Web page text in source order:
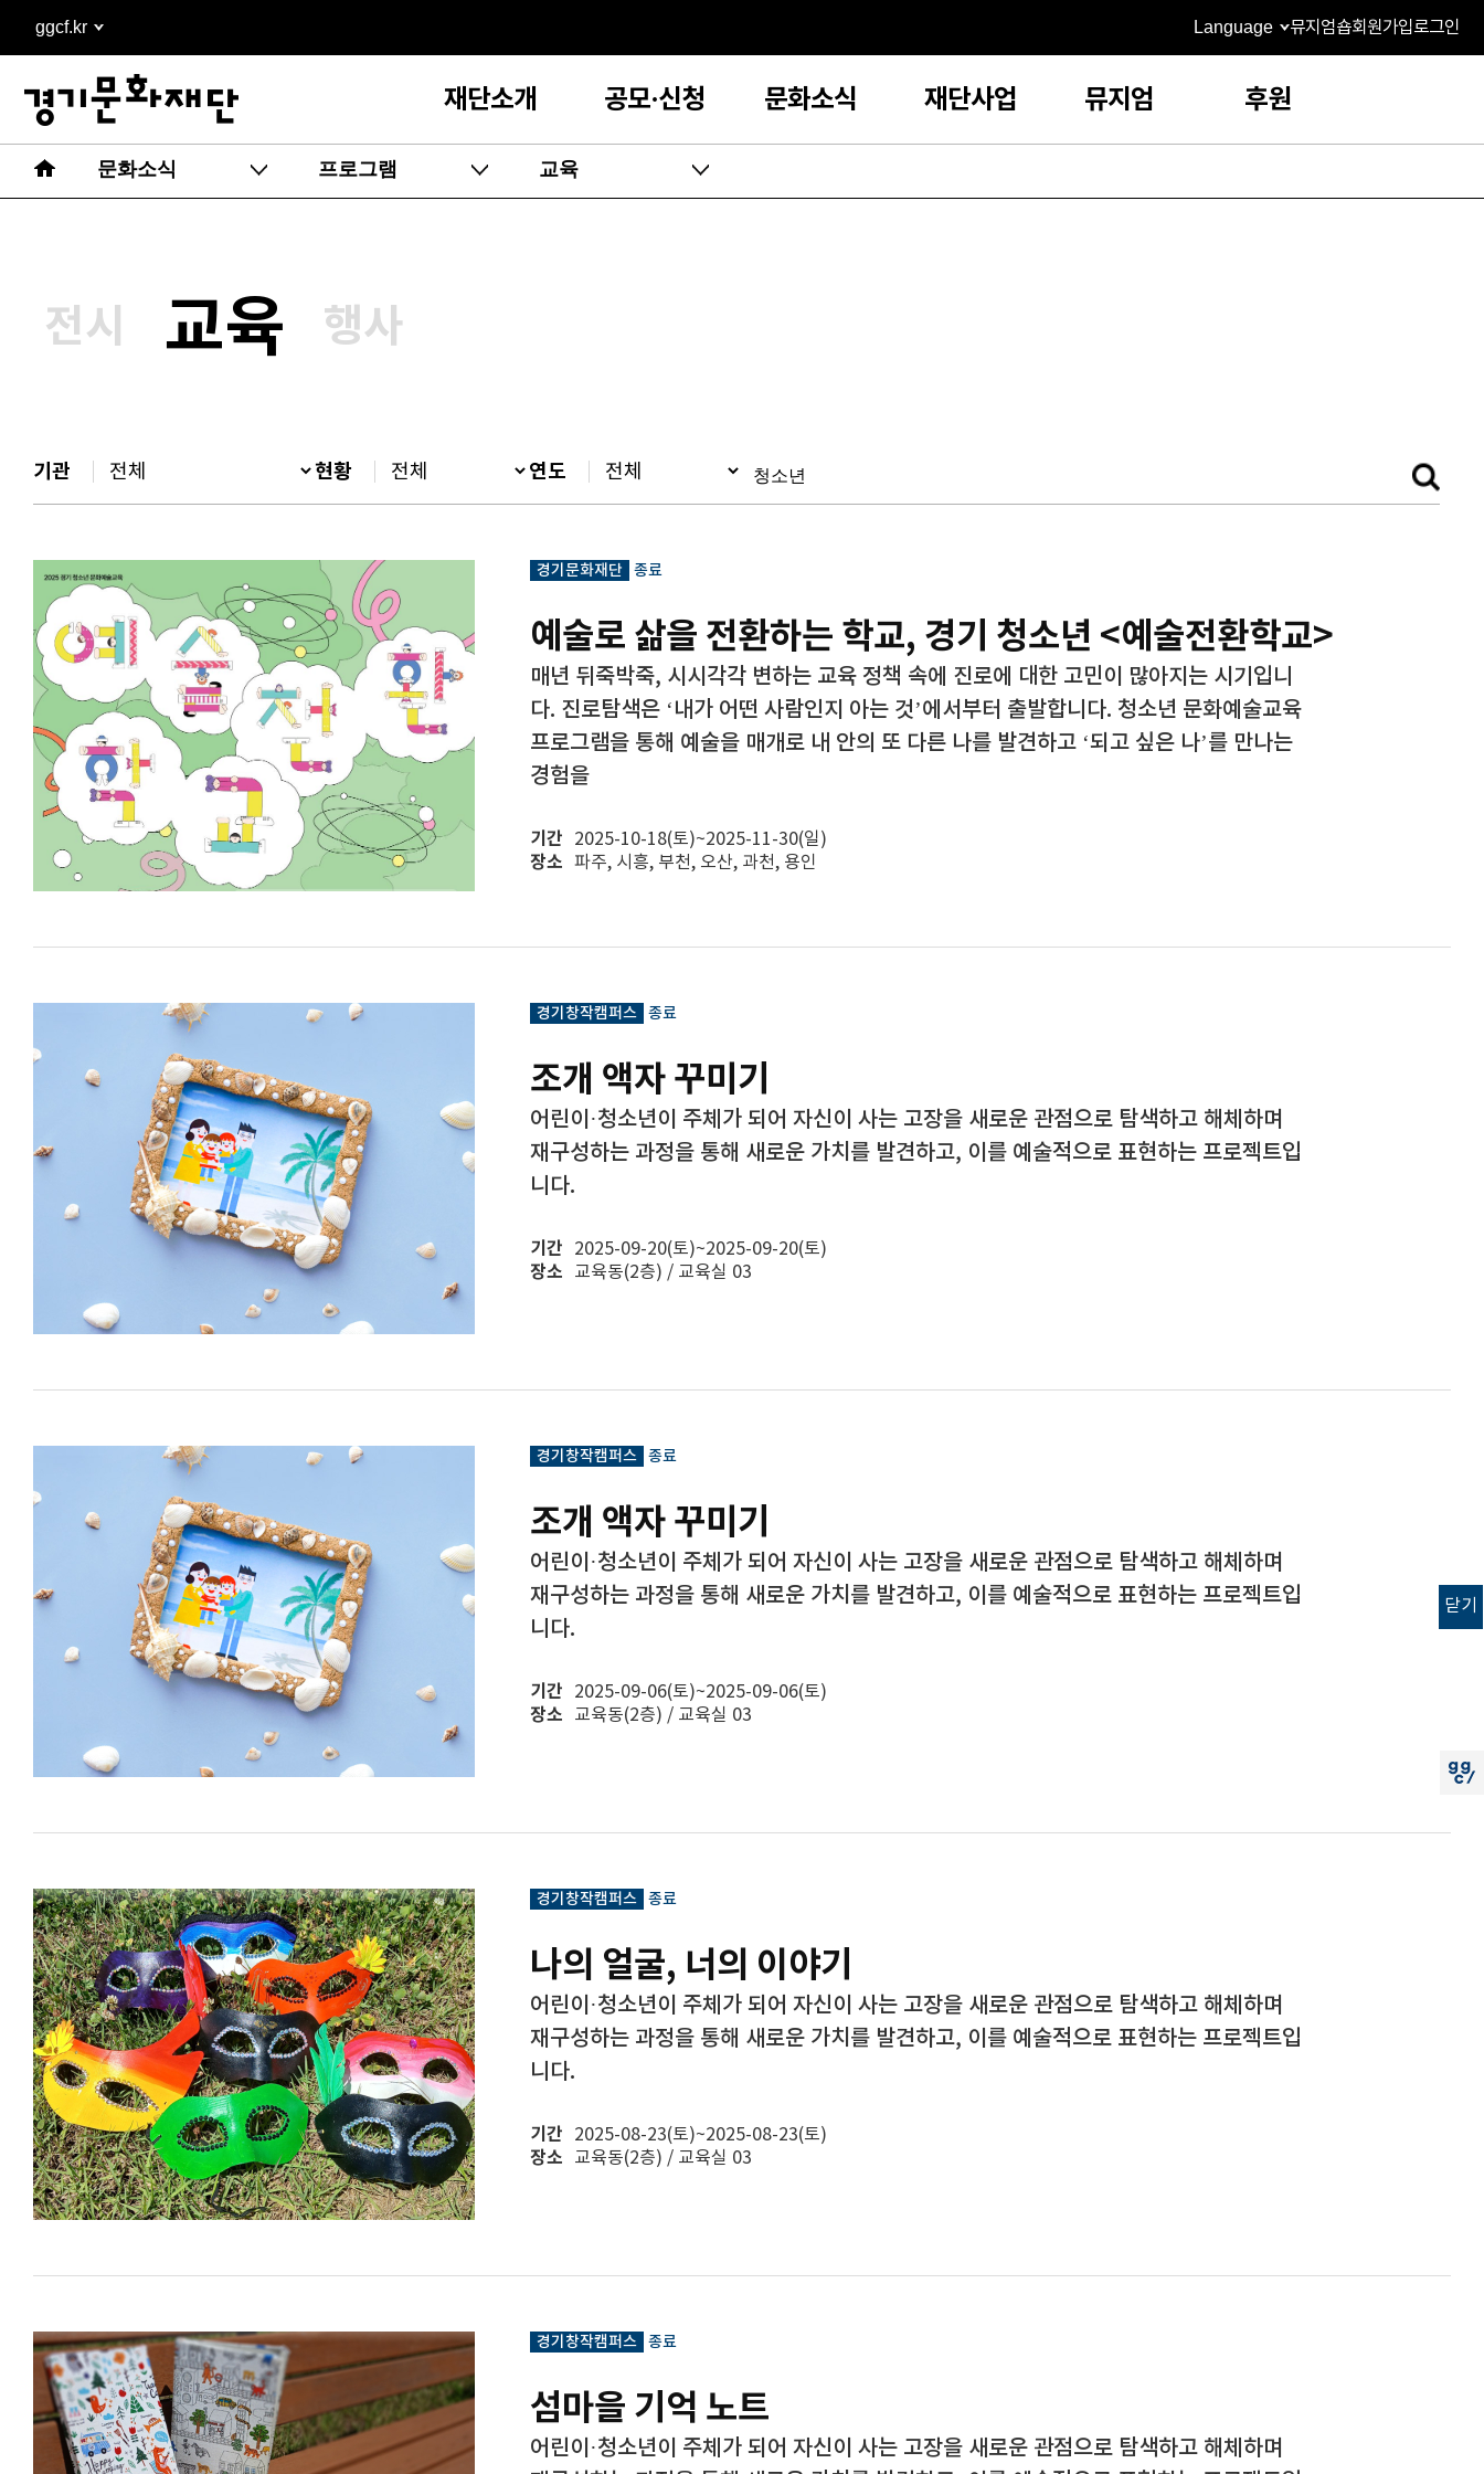
바로가기
ggcf.kr Language 뮤지엄숍회원가입로그인
재단소개 공모·신청 문화소식 재단사업 뮤지엄 후원
닫기
지지
문화소식 프로그램 교육
전시 교육 행사
기관 현황 연도
경기문화재단 종료
예술로 삶을 전환하는 학교, 경기 청소년 <예술전환학교>
매년 뒤죽박죽, 시시각각 변하는 교육 정책 속에 진로에 대한 고민이 많아지는 시기입니
다. 진로탐색은 ‘내가 어떤 사람인지 아는 것’에서부터 출발합니다. 청소년 문화예술교육
프로그램을 통해 예술을 매개로 내 안의 또 다른 나를 발견하고 ‘되고 싶은 나’를 만나는
경험을
기간 2025-10-18(토)~2025-11-30(일)
장소 파주, 시흥, 부천, 오산, 과천, 용인
경기창작캠퍼스 종료
조개 액자 꾸미기
어린이·청소년이 주체가 되어 자신이 사는 고장을 새로운 관점으로 탐색하고 해체하며
재구성하는 과정을 통해 새로운 가치를 발견하고, 이를 예술적으로 표현하는 프로젝트입
니다.
기간 2025-09-20(토)~2025-09-20(토)
장소 교육동(2층) / 교육실 03
경기창작캠퍼스 종료
조개 액자 꾸미기
어린이·청소년이 주체가 되어 자신이 사는 고장을 새로운 관점으로 탐색하고 해체하며
재구성하는 과정을 통해 새로운 가치를 발견하고, 이를 예술적으로 표현하는 프로젝트입
니다.
기간 2025-09-06(토)~2025-09-06(토)
장소 교육동(2층) / 교육실 03
경기창작캠퍼스 종료
나의 얼굴, 너의 이야기
어린이·청소년이 주체가 되어 자신이 사는 고장을 새로운 관점으로 탐색하고 해체하며
재구성하는 과정을 통해 새로운 가치를 발견하고, 이를 예술적으로 표현하는 프로젝트입
니다.
기간 2025-08-23(토)~2025-08-23(토)
장소 교육동(2층) / 교육실 03
경기창작캠퍼스 종료
섬마을 기억 노트
어린이·청소년이 주체가 되어 자신이 사는 고장을 새로운 관점으로 탐색하고 해체하며